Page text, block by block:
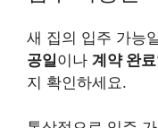
새 집의 입주 가능
공일이나 계약 완료
지 확인하세요.